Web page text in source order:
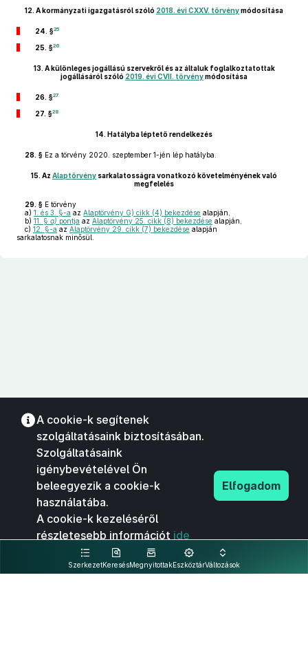
12. A kormányzati igazgatásról szóló 2018. évi CXXV. törvénymódosítása
24. §25
25. §26
13. A különleges jogállású szervekről és az általuk foglalkoztatottak
jogállásáról szóló 2019. évi CVII. törvénymódosítása
26. §27
27. §28
14. Hatályba léptető rendelkezés
28. § Ez a törvény 2020. szeptember 1-jén lép hatályba.
15. Az Alaptörvény sarkalatosságra vonatkozó követelményének való
megfelelés
29. § E törvény
a) 1. és 3. §-a az Alaptörvény G) cikk (4) bekezdése alapján,
b) 11. § a) pontja az Alaptörvény 25. cikk (8) bekezdése alapján,
c) 12. §-a az Alaptörvény 29. cikk (7) bekezdése alapján
sarkalatosnak minősül.
SzerkezetKeresésMegnyitottakEszköztárVáltozások
A cookie-k segítenek
szolgáltatásaink biztosításában.
Szolgáltatásaink
igénybevételével Ön
beleegyezik a cookie-k
használatába.
A cookie-k kezeléséről
részletesebb információt ide
kattintva olvashat.
Elfogadom